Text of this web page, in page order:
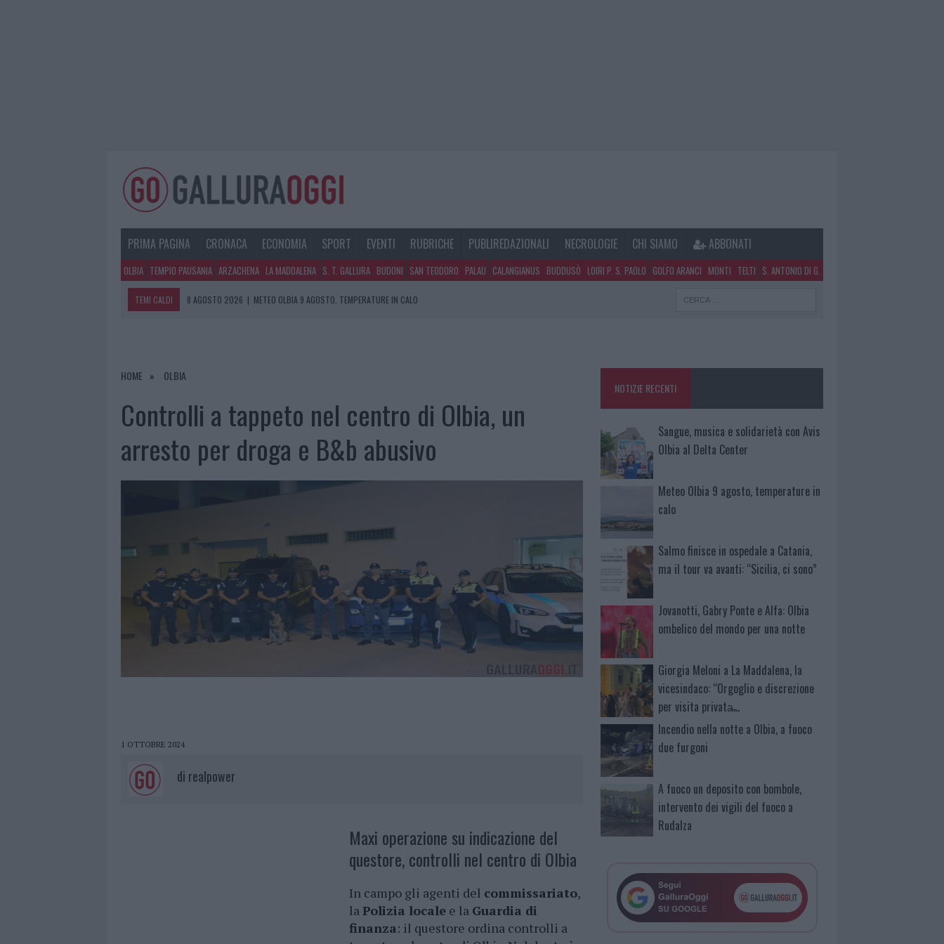
PRIMA PAGINA CRONACA ECONOMIA SPORT EVENTI RUBRICHE PUBLIREDAZIONALI NECROLOGIE CHI SIAMO ABBONATI
OLBIA TEMPIO PAUSANIA ARZACHENA LA MADDALENA S. T. GALLURA BUDONI SAN TEODORO PALAU CALANGIANUS BUDDUSÒ LOIRI P. S. PAOLO GOLFO ARANCI MONTI TELTI S. ANTONIO DI G.
TEMI CALDI 8 AGOSTO 2026 | METEO OLBIA 9 AGOSTO, TEMPERATURE IN CALO
8 AGOSTO 2026
HOME OLBIA
Controlli a tappeto nel centro di Olbia, un
arresto per droga e B&b abusivo
1 OTTOBRE 2024
di realpower
Maxi operazione su indicazione del
questore, controlli nel centro di Olbia
In campo gli agenti del commissariato,
laPolizia locale e la Guardia di
finanza: il questore ordina controlli a
NOTIZIE RECENTI
Sangue, musica e solidarietà con Avis
Olbia al Delta Center
Meteo Olbia 9 agosto, temperature in
calo
Salmo finisce in ospedale a Catania,
ma il tour va avanti: “Sicilia, ci sono”
Jovanotti, Gabry Ponte e Alfa: Olbia
ombelico del mondo per una notte
Giorgia Meloni a La Maddalena, la
vicesindaco: “Orgoglio e discrezione
per visita privata̶…
Incendio nella notte a Olbia, a fuoco
due furgoni
A fuoco un deposito con bombole,
intervento dei vigili del fuoco a
Rudalza